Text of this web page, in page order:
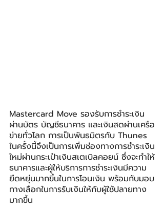
Mastercard Move รองรับการชำระเงิน
ผ่านบัตร บัญชีธนาคาร และเงินสดผ่านเครือ
ข่ายทั่วโลก การเป็นพันธมิตรกับ Thunes
ในครั้งนี้จึงเป็นการเพิ่มช่องทางการชำระเงิน
ใหม่ผ่านกระเป๋าเงินสเตเบิลคอยน์ ซึ่งจะทำให้
ธนาคารและผู้ให้บริการการชำระเงินมีความ
ยืดหยุ่นมากขึ้นในการโอนเงิน พร้อมกับมอบ
ทางเลือกในการรับเงินให้กับผู้ใช้ปลายทาง
มากขึ้น